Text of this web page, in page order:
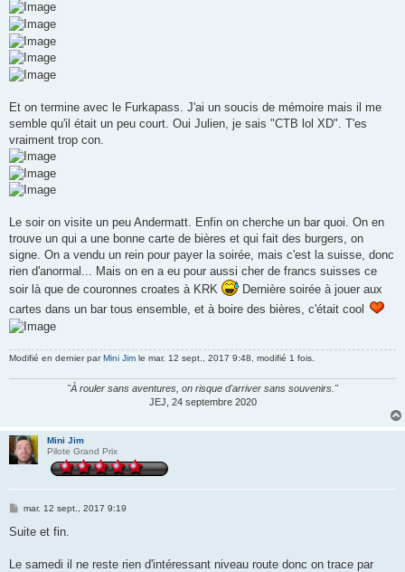
Et on termine avec le Furkapass. J'ai un soucis de mémoire mais il me
semble qu'il était un peu court. Oui Julien, je sais "CTB lol XD". T'es
vraiment trop con.
Le soir on visite un peu Andermatt. Enfin on cherche un bar quoi. On en
trouve un qui a une bonne carte de bières et qui fait des burgers, on
signe. On a vendu un rein pour payer la soirée, mais c'est la suisse, donc
rien d'anormal... Mais on en a eu pour aussi cher de francs suisses ce
soir là que de couronnes croates à KRK
Dernière soirée à jouer aux
cartes dans un bar tous ensemble, et à boire des bières, c'était cool
Modifié en dernier parMini Jim le mar. 12 sept., 2017 9:48, modifié 1 fois.
"À rouler sans aventures, on risque d'arriver sans souvenirs."
JEJ, 24 septembre 2020
Mini Jim
Pilote Grand Prix
M
s
g
mar. 12 sept., 2017 9:19
Suite et fin.
Le samedi il ne reste rien d'intéressant niveau route donc on trace par